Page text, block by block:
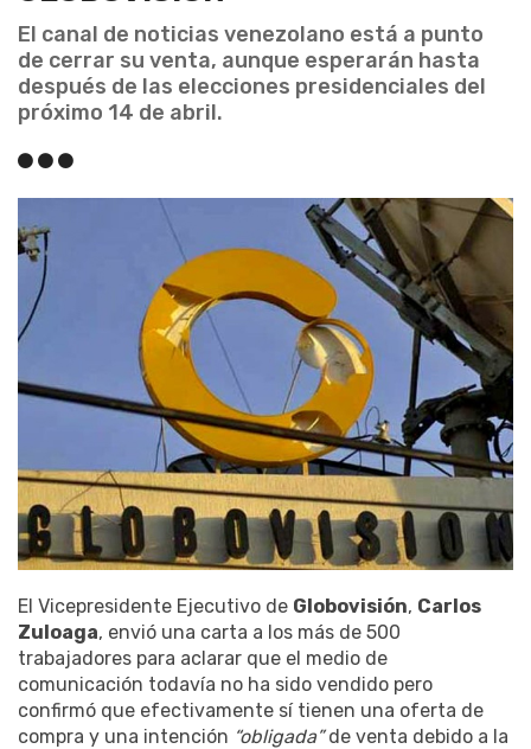
El canal de noticias venezolano está a punto
de cerrar su venta, aunque esperarán hasta
después de las elecciones presidenciales del
próximo 14 de abril.
El Vicepresidente Ejecutivo de Globovisión, Carlos
Zuloaga, envió una carta a los más de 500
trabajadores para aclarar que el medio de
comunicación todavía no ha sido vendido pero
confirmó que efectivamente sí tienen una oferta de
compra y una intención “obligada”de venta debido a la